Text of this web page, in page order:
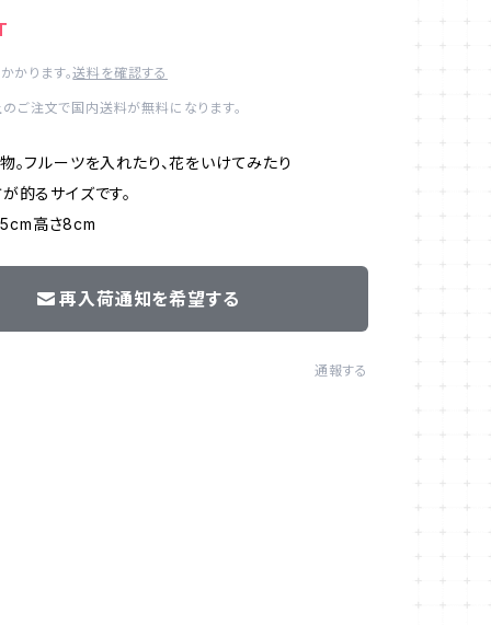
かります。送料を確認する
ご注文で国内送料が無料になります。
。フルーツを入れたり、花をいけてみたり
的るサイズです。
高さ8cm
再入荷通知を希望する
通報する